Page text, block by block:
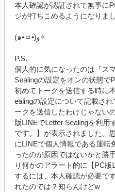
本人確認が認証されて無事に
ジが打ちこめるようになりま
(๑•̀ㅂ•́)و✧
P.S.
個人的に気になったのは『ス
Sealingの設定をオンの状態で
初めてトークを送信する時に
ealingの設定について記載さ
ークを送信したわけじゃない
版LINEでLetter Sealingを利用
です。】が表示されました。
にLINEで個人情報である運転
ったのが原因ではないかと勝
り何かのアラート的に【PC版
するには、本人確認が必要で
れたのでは？知らんけどw